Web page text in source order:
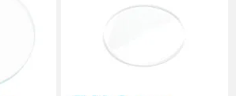
Pince pour Changer un Verre de